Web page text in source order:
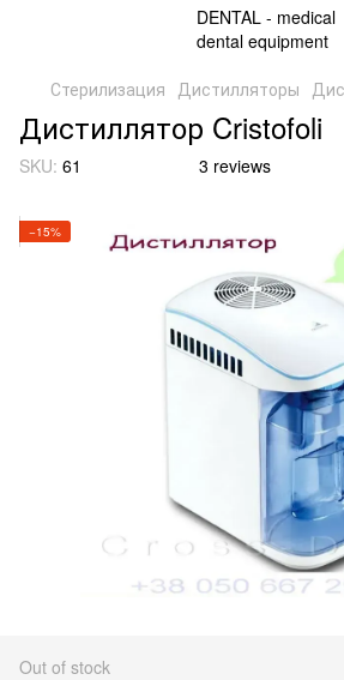
Стерилизация Дистилляторы
Дистиллятор Cristofoli
SKU: 61 3 reviews
−15%
Out of stock